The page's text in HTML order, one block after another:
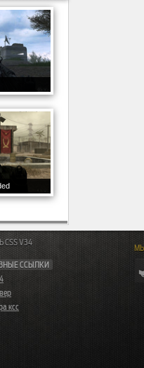
ССЫЛКИ
ксс
CSS V34